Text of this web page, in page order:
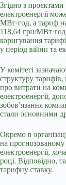
Згідно з
електроенергії
МВт·год, а тариф
118,64 грн/
коригування
у період війни та
У комітеті
структуру
про витрати на
електроенергії,
зобов’язання
стали основними
Окремо в
на прогнозованому
електроенергії,
році. Відповідно,
тарифну ставку.